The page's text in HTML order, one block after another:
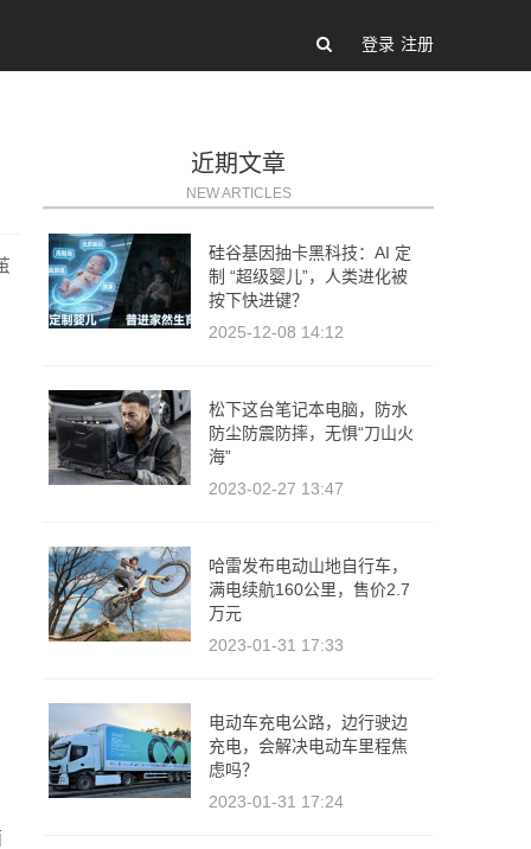
登录 注册
近期文章
NEW ARTICLES
硅谷基因抽卡黑科技：AI 定
制 “超级婴儿”，人类进化被
按下快进键？
2025-12-08 14:12
松下这台笔记本电脑，防水
防尘防震防摔，无惧“刀山火
海”
2023-02-27 13:47
哈雷发布电动山地自行车，
满电续航160公里，售价2.7
万元
2023-01-31 17:33
电动车充电公路，边行驶边
充电，会解决电动车里程焦
虑吗？
2023-01-31 17:24